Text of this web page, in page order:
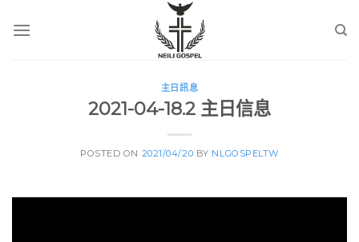
主日訊息
2021-04-18.2 主日信息
POSTED ON 2021/04/20 BY NLGOSPELTW